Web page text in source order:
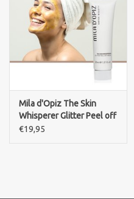
Mila d'Opiz The Skin
Whisperer Glitter Peel off
mask
€19,95